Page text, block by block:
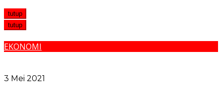
tutup
tutup
EKONOMI
3 Mei 2021